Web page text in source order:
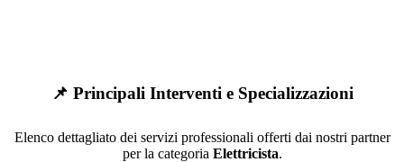
📌 Principali Interventi e Specializzazioni
Elenco dettagliato dei servizi professionali offerti dai nostri partner
per la categoria Elettricista.